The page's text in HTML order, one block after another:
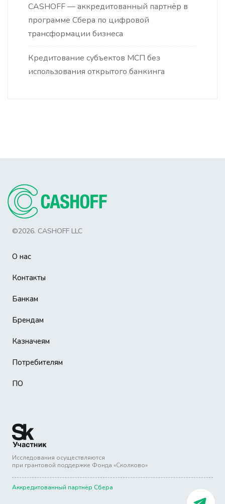
CASHOFF — аккредитованный партнёр в
программе Сбера по цифровой
трансформации бизнеса
Кредитование субъектов МСП без
использования открытого банкинга
©2026. CASHOFF LLC
О нас
Контакты
Банкам
Брендам
Казначеям
Потребителям
ПО
Исследования осуществляются
при грантовой поддержке Фонда «Сколково»
Аккредитованный партнёр Сбера